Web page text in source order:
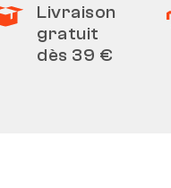
Livraison
gratuit
dès 39 €